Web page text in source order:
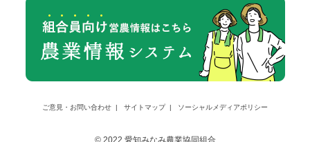
ご意見・お問い合わせ サイトマップ ソーシャルメディアポリシー
© 2022 愛知みなみ農業協同組合